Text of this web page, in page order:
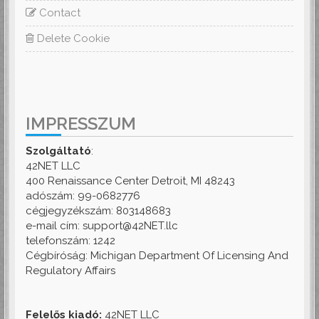
Contact
Delete Cookie
IMPRESSZUM
Szolgáltató:
42NET LLC
400 Renaissance Center Detroit, MI 48243
adószám: 99-0682776
cégjegyzékszám: 803148683
e-mail cím: support@42NET.llc
telefonszám: 1242
Cégbíróság: Michigan Department Of Licensing And
Regulatory Affairs
Felelős kiadó: 42NET LLC